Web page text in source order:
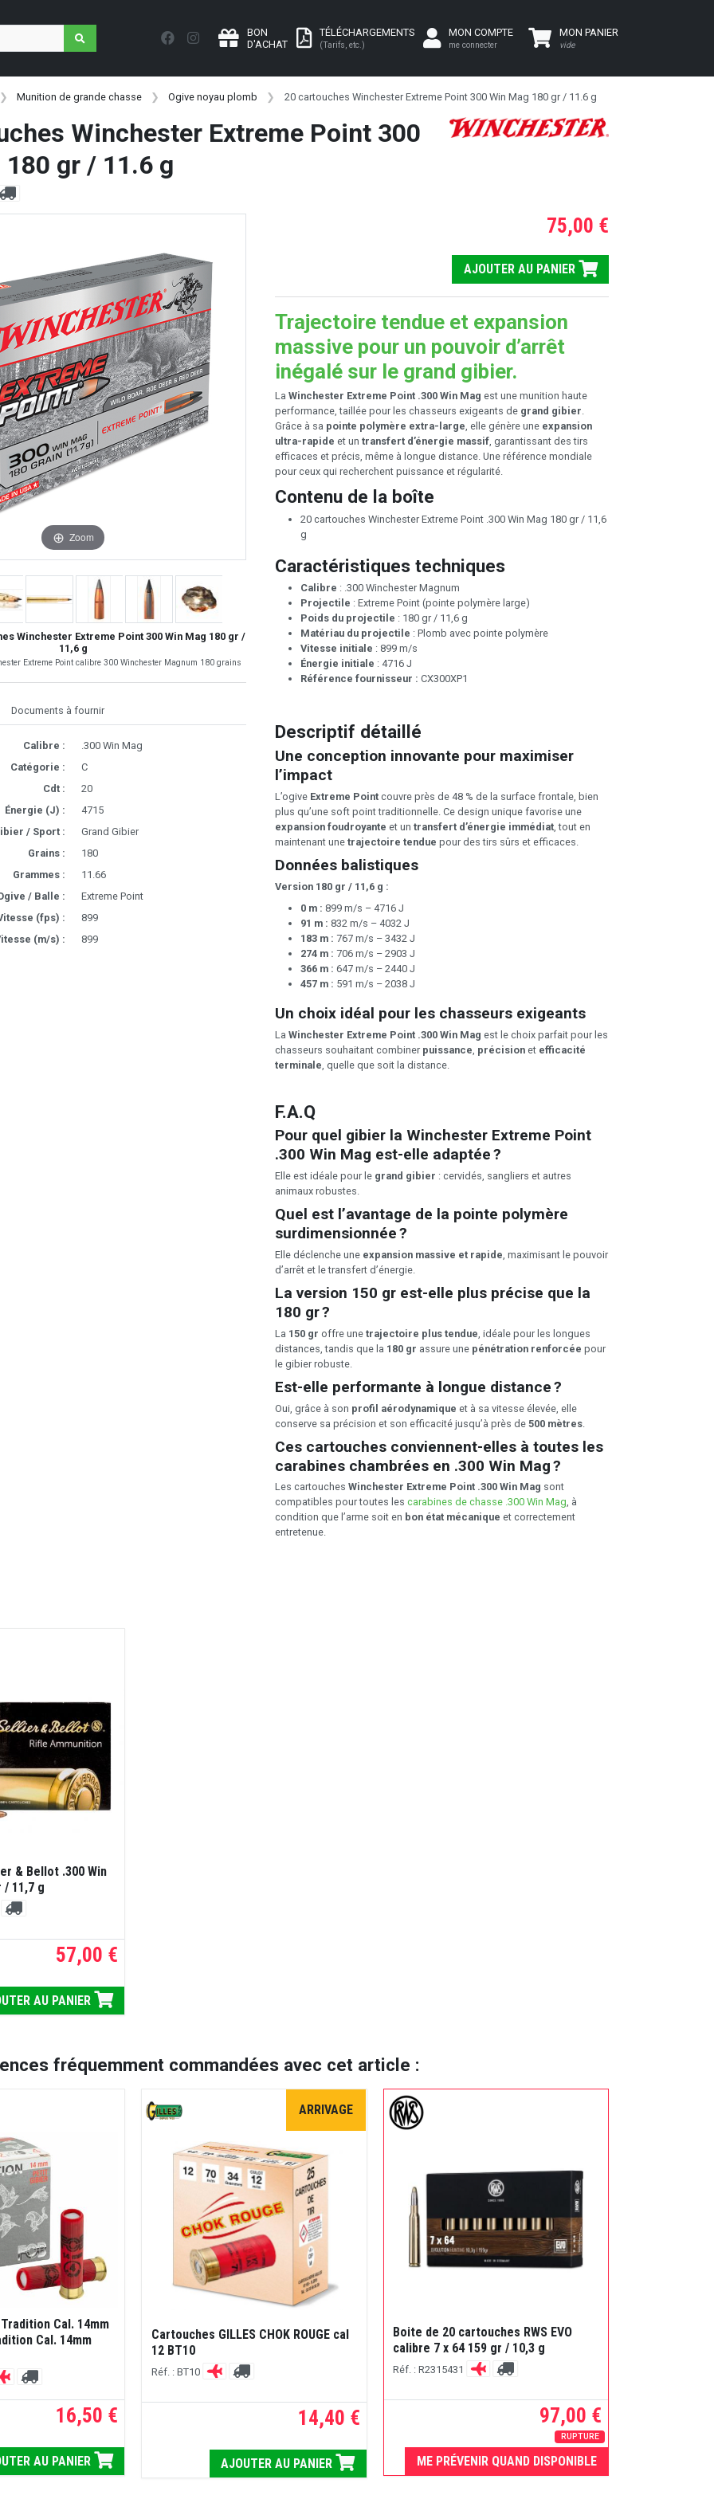
BON
D'ACHAT
TÉLÉCHARGEMENTS
(Tarifs, etc.)
MON COMPTE
me connecter
MON PANIER
vide
Munition de grande chasse Ogive noyau plomb 20 cartouches Winchester Extreme Point 300 Win Mag 180 gr / 11.6 g
Winchester Extreme Point 300
180 gr / 11.6 g
Zoom
Winchester Extreme Point 300 Win Mag 180 gr /
11,6 g
Extreme Point calibre 300 Winchester Magnum 180 grains
Documents à fournir
Calibre :
.300 Win Mag
Catégorie :
C
Cdt :
20
Énergie (J) :
4715
/ Sport :
Grand Gibier
Grains :
180
Grammes :
11.66
/ Balle :
Extreme Point
(fps) :
899
(m/s) :
899
75,00 €
AJOUTER AU PANIER
Trajectoire tendue et expansion
massive pour un pouvoir d’arrêt
inégalé sur le grand gibier.
La Winchester Extreme Point .300 Win Mag est une munition haute
performance, taillée pour les chasseurs exigeants de grand gibier
Grâce à sa pointe polymère extra-large , elle génère une expansion
ultra-rapide et un transfert d’énergie massif , garantissant des tirs
efficaces et précis, même à longue distance. Une référence mondiale
pour ceux qui recherchent puissance et régularité.
Contenu de la boîte
20 cartouches Winchester Extreme Point .300 Win Mag 180 gr / 11,6
g
Caractéristiques techniques
Calibre : .300 Winchester Magnum
Projectile : Extreme Point (pointe polymère large)
Poids du projectile : 180 gr / 11,6 g
Matériau du projectile : Plomb avec pointe polymère
Vitesse initiale : 899 m/s
Énergie initiale : 4716 J
Référence fournisseur : CX300XP1
Descriptif détaillé
Une conception innovante pour maximiser
l’impact
L’ogive Extreme Point couvre près de 48 % de la surface frontale, bien
plus qu’une soft point traditionnelle. Ce design unique favorise une
expansion foudroyante et un transfert d’énergie immédiat, tout en
maintenant une trajectoire tendue pour des tirs sûrs et efficaces.
Données balistiques
Version 180 gr / 11,6 g :
0 m : 899 m/s – 4716 J
91 m : 832 m/s – 4032 J
183 m : 767 m/s – 3432 J
274 m : 706 m/s – 2903 J
366 m : 647 m/s – 2440 J
457 m : 591 m/s – 2038 J
Un choix idéal pour les chasseurs exigeants
La Winchester Extreme Point .300 Win Mag est le choix parfait pour les
chasseurs souhaitant combiner puissance précision et efficacité
terminale , quelle que soit la distance.
F.A.Q
Pour quel gibier la Winchester Extreme Point
.300 Win Mag est-elle adaptée ?
Elle est idéale pour le grand gibier : cervidés, sangliers et autres
animaux robustes.
Quel est l’avantage de la pointe polymère
surdimensionnée ?
Elle déclenche une expansion massive et rapide , maximisant le pouvoir
d’arrêt et le transfert d’énergie.
La version 150 gr est-elle plus précise que la
180 gr ?
La 150 gr offre une trajectoire plus tendue , idéale pour les longues
distances, tandis que la 180 gr assure une pénétration renforcée pour
le gibier robuste.
Est-elle performante à longue distance ?
Oui, grâce à son profil aérodynamique et à sa vitesse élevée, elle
conserve sa précision et son efficacité jusqu’à près de 500 mètres
Ces cartouches conviennent-elles à toutes les
carabines chambrées en .300 Win Mag ?
Les cartouches Winchester Extreme Point .300 Win Mag sont
compatibles pour toutes les carabines de chasse .300 Win Mag, à
condition que l’arme soit en bon état mécanique et correctement
entretenue.
& Bellot .300 Win
/ 11,7 g
57,00 €
AU PANIER
fréquemment commandées avec cet article :
Cal. 14mm
Cal. 14mm
16,50 €
AU PANIER
ARRIVAGE
Cartouches GILLES CHOK ROUGE cal
12 BT10
Réf. : BT10
14,40 €
AJOUTER AU PANIER
Boite de 20 cartouches RWS EVO
calibre 7 x 64 159 gr / 10,3 g
Réf. : R2315431
97,00 €
RUPTURE
ME PRÉVENIR QUAND DISPONIBLE